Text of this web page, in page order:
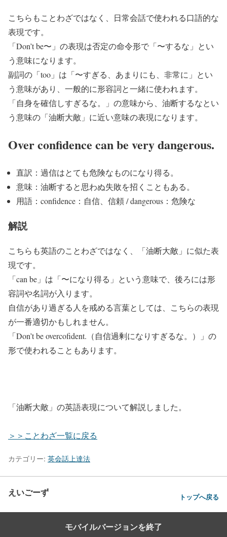
こちらもことわざではなく、日常会話で使われる口語的な
表現です。
「Don’t be〜」の表現は否定の命令形で「〜するな」とい
う意味になります。
副詞の「too」は「〜すぎる、あまりにも、非常に」とい
う意味があり、一般的に形容詞と一緒に使われます。
「自身を確信しすぎるな。」の意味から、油断するなとい
う意味の「油断大敵」に近い意味の表現になります。
Over confidence can be very dangerous.
直訳：過信はとても危険なものになり得る。
意味：油断すると思わぬ失敗を招くこともある。
用語：confidence：自信、信頼 / dangerous：危険な
解説
こちらも英語のことわざではなく、「油断大敵」に似た表
現です。
「can be」は「〜になり得る」という意味で、後ろには形
容詞や名詞が入ります。
自信があり過ぎる人を戒める言葉としては、こちらの表現
が一番適切かもしれません。
「Don’t be overcofident.（自信過剰になりすぎるな。）」の
形で使われることもあります。
「油断大敵 」の英語表現について解説しました。
＞＞ことわざ一覧に戻る
カテゴリー: 英会話上達法
えいごーず トップへ戻る
モバイルバージョンを終了